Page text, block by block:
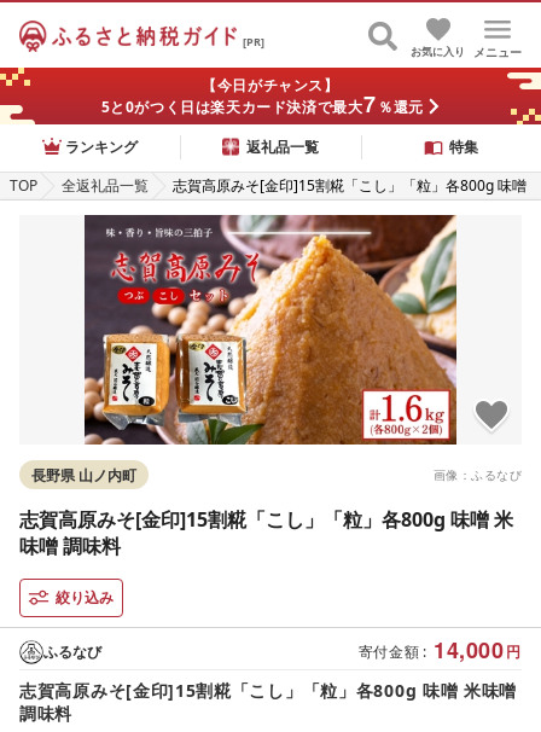
[PR]
メニュー
お気に入り
【今日がチャンス】
5と0がつく日は楽天カード決済で最大7 ％還元
ランキング
返礼品一覧
特集
TOP
全返礼品一覧
志賀高原みそ[金印]15割糀「こし」「粒」各800g 味噌
米味噌 調味料
画像：ふるなび
長野県 山ノ内町
志賀高原みそ[金印]15割糀「こし」「粒」各800g 味噌 米
味噌 調味料
絞り込み
寄付金額 : 14,000円
ふるなび
志賀高原みそ[金印]15割糀「こし」「粒」各800g 味噌 米味噌
調味料